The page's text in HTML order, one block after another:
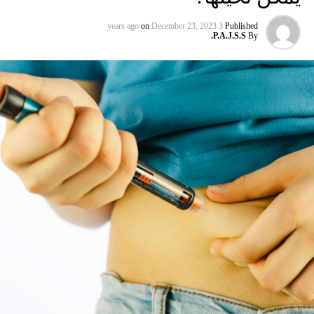
لاحظت مع الانتفاخ تغييراً مستمراً في عادات الأمعاء، فإن أي
كدمات حول أو أسفل معدتك، أو فقدان الوزن غير المبرر، تفضل
بزيارة طبيبك على الفور. فمن الأفضل أن تكون آمنا من أن تكون
متأسفا. ضع هذه المعلومات في الاعتبار، وشاهد صحتك الثمينة
بعناية. لا تحاول أبدًا المعالجة الذاتية؛ دائما اطلب المساعدة من
المتخصصين. علينا تغيير كل ما نعرفه حول أسلافنا بعد اليوم! انها
حقيقة معروفة جيدًا أن هناك الكثير من الاختلاط بين الأنواع حتى
يومنا هذا. لدى البشر المعاصرين شظايا من الحمض النووي
DNA من أقاربنا القدماء النيندرتال ودينيسوفان والآن، نوع ثالث
غامض غير معروف من قبل… أثبت الباحثون مرارًا وتكرارًا أن
حماية العين من الأشعة فوق البنفسجية تقلل من مخاطر مشاكل
الرؤية في وقت لاحق من الحياة. و إن التقيّد بهذه النصيحة الطبية
لا يُعد أمراً قاسياً، كونه يعني ارتداءك لإحدى النظارات الشمسية
عند خروجك من المنزل فقط، مع ذلك… يهدد تغير المناخ كمية لا
يمكن تصورها من الحياة على كوكبنا، وجرعة الكافيين اليومية
ليست استثناء. وفقا لدراسة جديدة من الحدائق النباتية الملكية
(RBC)، كيو، 60 في المائة من أنواع البن البرية – بما في ذلك
أرابيكا، وهو مصنع القهوة الأكثر قيمة في… بدأت الحياة على
الأرض منذ أزيد من 3 ملايير سنة، حيث تطورت من أبسط
Published
3 years ago
on December 23, 2023
By
P.A.J.S.S.